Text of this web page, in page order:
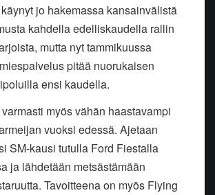
jo hakemassa kansainvälistä
kahdella edelliskaudella rallin
mutta nyt tammikuussa
pitää nuorukaisen
ensi kaudella.
myös vähän haastavampi
vuoksi edessä. Ajetaan
SM-kausi tutulla Ford Fiestalla
ja lähdetään metsästämään
Tavoitteena on myös Flying